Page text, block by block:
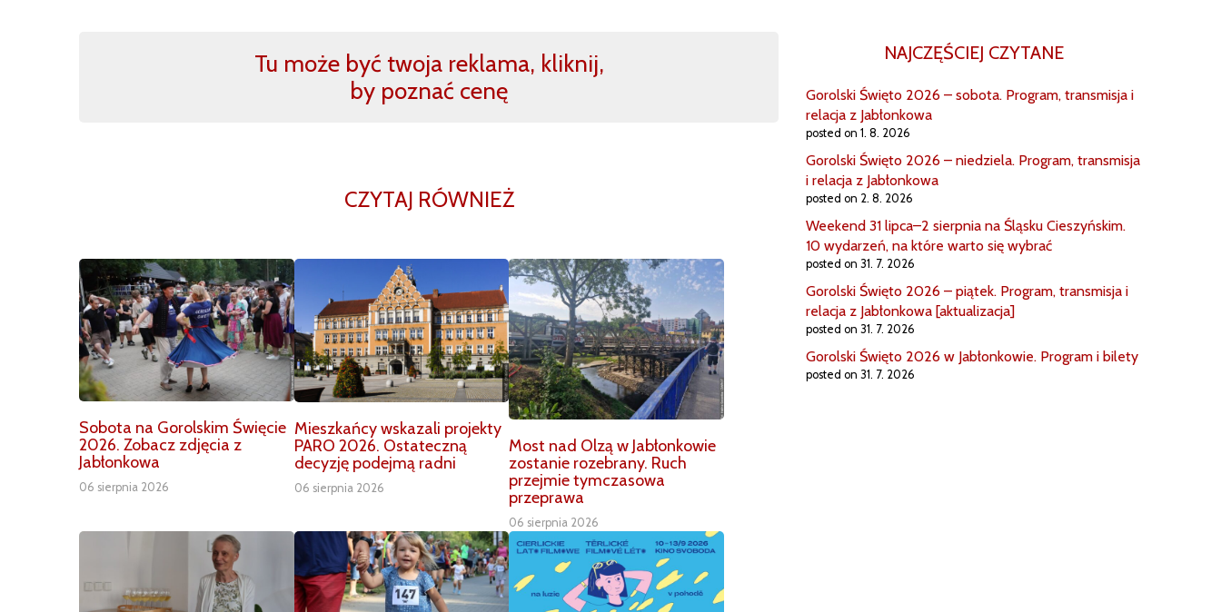
Tu może być twoja reklama, kliknij,
by poznać cenę
CZYTAJ RÓWNIEŻ
Sobota na Gorolskim Święcie
2026. Zobacz zdjęcia z
Jabłonkowa
06 sierpnia 2026
Mieszkańcy wskazali projekty
PARO 2026. Ostateczną
decyzję podejmą radni
06 sierpnia 2026
Most nad Olzą w Jabłonkowie
zostanie rozebrany. Ruch
przejmie tymczasowa
przeprawa
06 sierpnia 2026
NAJCZĘŚCIEJ CZYTANE
Gorolski Święto 2026 – sobota. Program, transmisja i
relacja z Jabłonkowa
posted on 1. 8. 2026
Gorolski Święto 2026 – niedziela. Program, transmisja
i relacja z Jabłonkowa
posted on 2. 8. 2026
Weekend 31 lipca–2 sierpnia na Śląsku Cieszyńskim.
10 wydarzeń, na które warto się wybrać
posted on 31. 7. 2026
Gorolski Święto 2026 – piątek. Program, transmisja i
relacja z Jabłonkowa [aktualizacja]
posted on 31. 7. 2026
Gorolski Święto 2026 w Jabłonkowie. Program i bilety
posted on 31. 7. 2026